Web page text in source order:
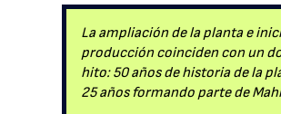
La ampliación de la planta e
producción coinciden con un
hito: 50 años de historia de la
25 años formando parte de